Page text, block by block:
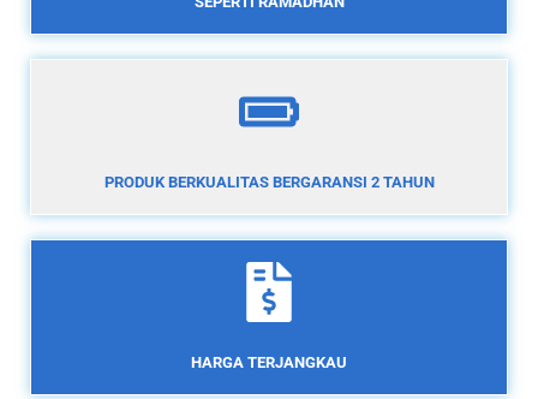
PRODUK BERKUALITAS BERGARANSI 2 TAHUN
HARGA TERJANGKAU